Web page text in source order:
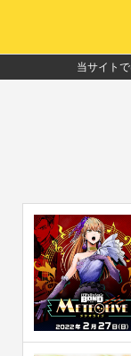
当サイト